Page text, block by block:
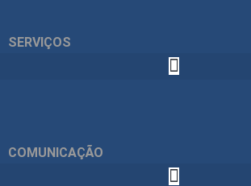
SERVIÇOS
COMUNICAÇÃO